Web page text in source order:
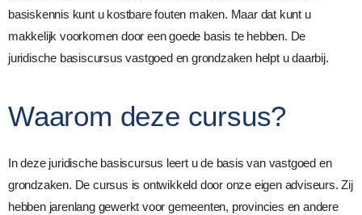
basiskennis kunt u kostbare fouten maken. Maar dat kunt u
makkelijk voorkomen door een goede basis te hebben. De
juridische basiscursus vastgoed en grondzaken helpt u daarbij.
Waarom deze cursus?
In deze juridische basiscursus leert u de basis van vastgoed en
grondzaken. De cursus is ontwikkeld door onze eigen adviseurs. Zij
hebben jarenlang gewerkt voor gemeenten, provincies en andere